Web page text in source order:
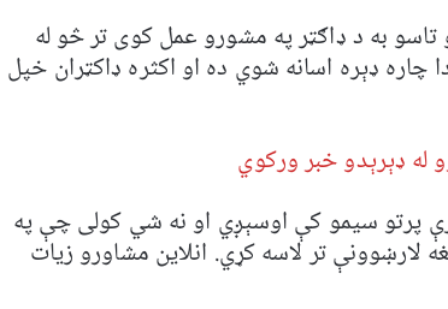
به د ډاګټر په مشورو عمل کوی تر څو له
ډېره اسانه شوي ده او اکثره ډاکټران خپل
له ډېرېدو خبر ورکوي
پرتو سیمو کې اوسېږي او نه شي کولی چې په
تر لاسه کړي. انلاین مشاورو زیات